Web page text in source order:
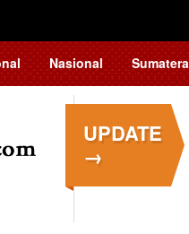
Nasional Sumatera
UPDATE
→